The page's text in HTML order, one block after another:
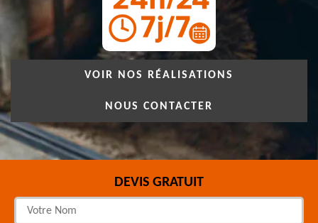
VOIR NOS RÉALISATIONS
NOUS CONTACTER
DEVIS GRATUIT